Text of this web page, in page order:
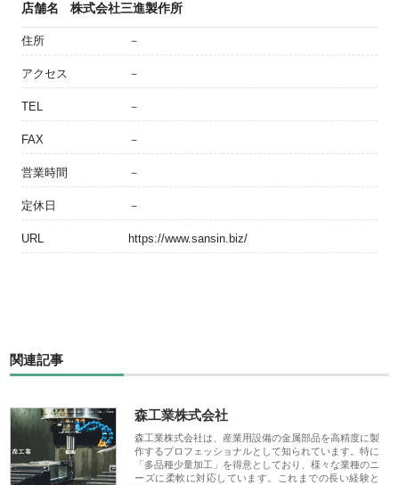
店舗名 株式会社三進製作所
住所 －
アクセス －
TEL －
FAX －
営業時間 －
定休日 －
URL https://www.sansin.biz/
関連記事
森工業株式会社
森工業株式会社は、産業用設備の金属部品を高精度に製
作するプロフェッショナルとして知られています。特に
「多品種少量加工」を得意としており、様々な業種のニ
ーズに柔軟に対応しています。これまでの長い経験と